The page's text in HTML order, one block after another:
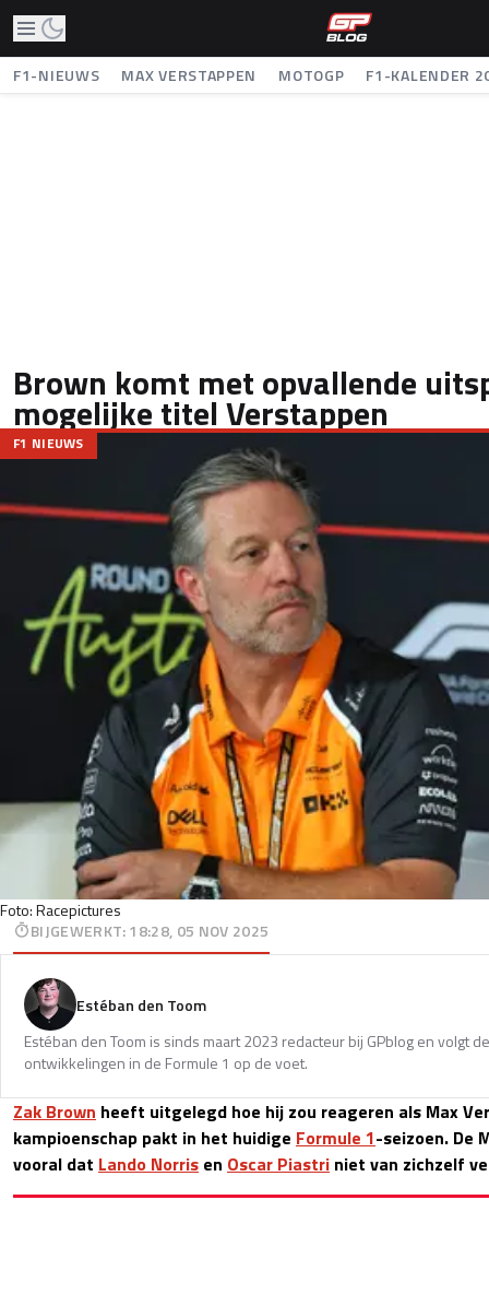
F1-NIEUWS MAX VERSTAPPEN MOTOGP F1-KALENDER
Brown komt met opvallende
mogelijke titel Verstappen
Foto: Racepictures
F1 NIEUWS
BIJGEWERKT:18:28, 05 NOV 2025
Estéban den Toom
Estéban den Toom is sinds maart 2023 redacteur bij GPblog en volgt
ontwikkelingen in de Formule 1 op de voet.
Zak Brown heeft uitgelegd hoe hij zou reageren als Max
kampioenschap pakt in het huidige Formule 1-seizoen. De
vooral dat Lando Norris en Oscar Piastri niet van zichzelf